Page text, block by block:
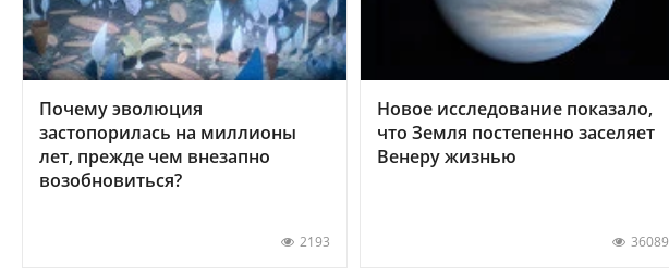
Почему эволюция
застопорилась на миллионы
лет, прежде чем внезапно
возобновиться?
2193
Новое исследование показало,
что Земля постепенно заселяет
Венеру жизнью
36089